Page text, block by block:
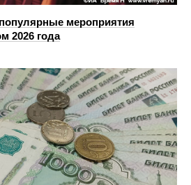
мероприятия
2026 года